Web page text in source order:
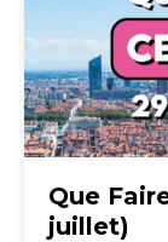
Que
juillet)